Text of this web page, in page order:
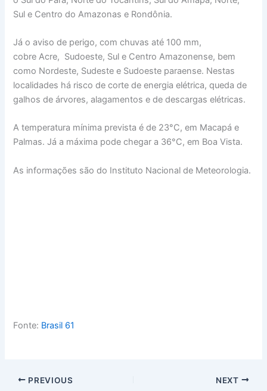
Sul e Centro do Amazonas e Rondônia.
Já o aviso de perigo, com chuvas até 100 mm,
cobre Acre, Sudoeste, Sul e Centro Amazonense, bem
como Nordeste, Sudeste e Sudoeste paraense. Nestas
localidades há risco de corte de energia elétrica, queda de
galhos de árvores, alagamentos e de descargas elétricas.
A temperatura mínima prevista é de 23°C, em Macapá e
Palmas. Já a máxima pode chegar a 36°C, em Boa Vista.
As informações são do Instituto Nacional de Meteorologia.
Fonte: Brasil 61
PREVIOUS NEXT